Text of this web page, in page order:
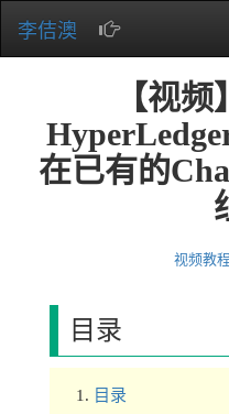
李佶澳
【视
在已有的
视频教
目录
目录